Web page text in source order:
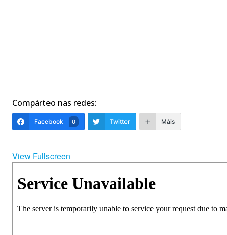
Compárteo nas redes:
Facebook 0 Twitter Máis
View Fullscreen